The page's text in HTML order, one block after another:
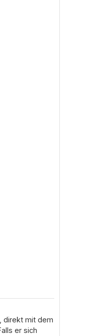
direkt mit dem
er sich